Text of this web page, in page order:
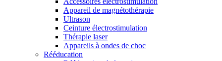
Appareil de magnétothérapie
Ultrason
Ceinture électrostimulation
Thérapie laser
Appareils à ondes de choc
Rééducation